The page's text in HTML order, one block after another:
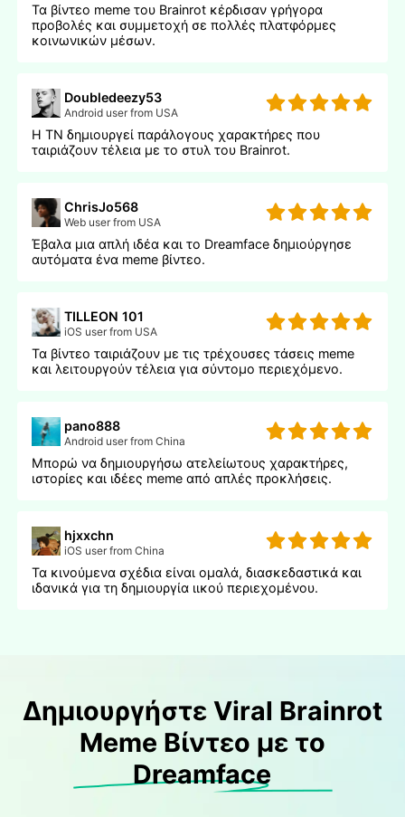
Τα βίντεο meme του Brainrot κέρδισαν γρήγορα
προβολές και συμμετοχή σε πολλές πλατφόρμες
κοινωνικών μέσων.
Doubledeezy53
Android user from USA
Η ΤΝ δημιουργεί παράλογους χαρακτήρες που
ταιριάζουν τέλεια με το στυλ του Brainrot.
ChrisJo568
Web user from USA
Έβαλα μια απλή ιδέα και το Dreamface δημιούργησε
αυτόματα ένα meme βίντεο.
TILLEON 101
iOS user from USA
Τα βίντεο ταιριάζουν με τις τρέχουσες τάσεις meme
και λειτουργούν τέλεια για σύντομο περιεχόμενο.
pano888
Android user from China
Μπορώ να δημιουργήσω ατελείωτους χαρακτήρες,
ιστορίες και ιδέες meme από απλές προκλήσεις.
hjxxchn
iOS user from China
Τα κινούμενα σχέδια είναι ομαλά, διασκεδαστικά και
ιδανικά για τη δημιουργία ιικού περιεχομένου.
Δημιουργήστε Viral Brainrot
Meme Βίντεο με το
Dreamface